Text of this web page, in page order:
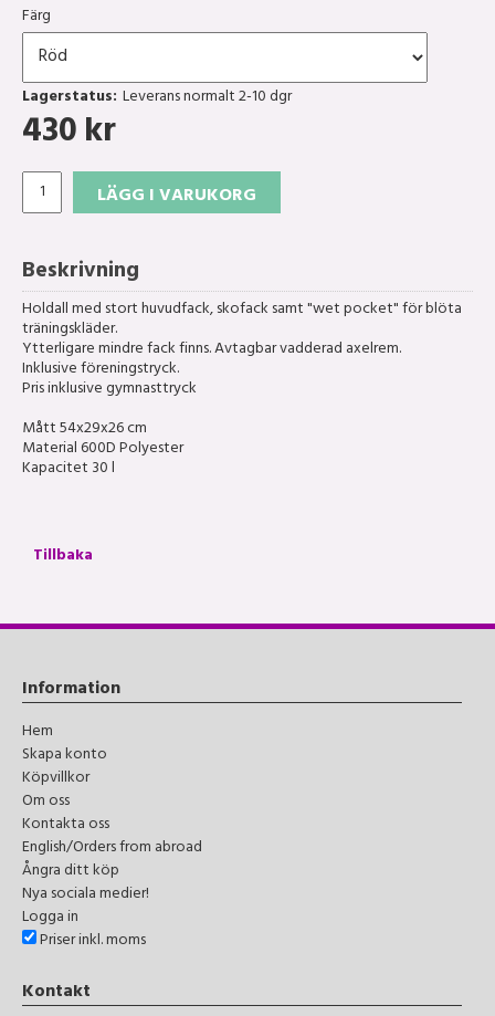
Färg
Lagerstatus: Leverans normalt 2-10 dgr
430kr
LÄGG I VARUKORG
Beskrivning
Holdall med stort huvudfack, skofack samt "wet pocket" för blöta
träningskläder.
Ytterligare mindre fack finns. Avtagbar vadderad axelrem.
Inklusive föreningstryck.
Pris inklusive gymnasttryck
Mått 54x29x26 cm
Material 600D Polyester
Kapacitet 30 l
Tillbaka
Information
Hem
Skapa konto
Köpvillkor
Om oss
Kontakta oss
English/Orders from abroad
Ångra ditt köp
Nya sociala medier!
Logga in
Priser inkl. moms
Kontakt